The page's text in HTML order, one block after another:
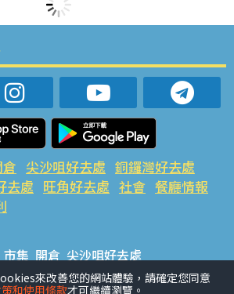
尖沙咀好去處 銅鑼灣好去處
去處 旺角好去處 社會 餐廳情報
市集 開倉 尖沙咀好去處
去處 荃灣好去處 旺角好去處 社會
來改善您的網站體驗，請確定您同意
和使用條款才可繼續瀏覽。